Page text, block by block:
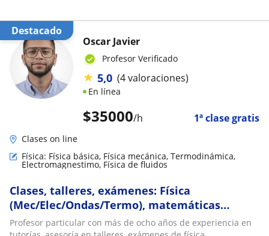
Destacado
$35000/h 1ª clase gratis
Oscar Javier
Profesor Verificado
★ 5,0 (4 valoraciones)
En línea
Clases on line
Física: Física básica, Física mecánica, Termodinámica,
Electromagnestimo, Física de fluidos
Clases, talleres, exámenes: Física
(Mec/Elec/Ondas/Termo), matemáticas
(Calculo/EDO/ Vectorial/Algebra), Ingeniería
Profesor particular con más de ocho años de experiencia en